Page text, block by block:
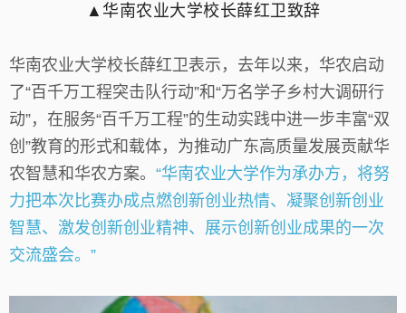
▲华南农业大学校长薛红卫致辞
华南农业大学校长薛红卫表示，去年以来，华农启动
了“百千万工程突击队行动”和“万名学子乡村大调研行
动”，在服务“百千万工程”的生动实践中进一步丰富“双
创”教育的形式和载体，为推动广东高质量发展贡献华
农智慧和华农方案。 “华南农业大学作为承办方，将努
力把本次比赛办成点燃创新创业热情、凝聚创新创业
智慧、激发创新创业精神、展示创新创业成果的一次
交流盛会。”